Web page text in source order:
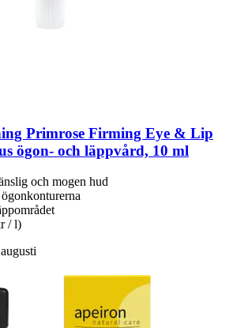
Primrose Firming Eye & Lip
ögon-​ och läppvård, 10 ml
och mogen hud
/ l)